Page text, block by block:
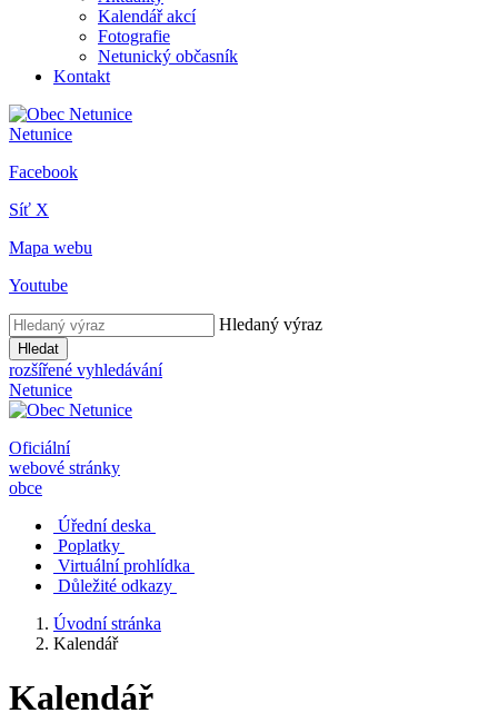
Kalendář akcí
Fotografie
Netunický občasník
Kontakt
Netunice
Facebook
Síť X
Mapa webu
Youtube
Hledaný výraz
Hledat
rozšířené vyhledávání
Netunice
Oficiální
webové stránky
obce
Úřední deska
Poplatky
Virtuální prohlídka
Důležité odkazy
Úvodní stránka
Kalendář
Kalendář